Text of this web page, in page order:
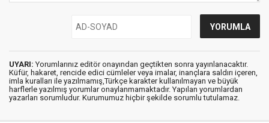
UYARI: Yorumlarınız editör onayından geçtikten sonra yayınlanacaktır.
Küfür, hakaret, rencide edici cümleler veya imalar, inançlara saldırı içeren,
imla kuralları ile yazılmamış,Türkçe karakter kullanılmayan ve büyük
harflerle yazılmış yorumlar onaylanmamaktadır. Yapılan yorumlardan
yazarları sorumludur. Kurumumuz hiçbir şekilde sorumlu tutulamaz.